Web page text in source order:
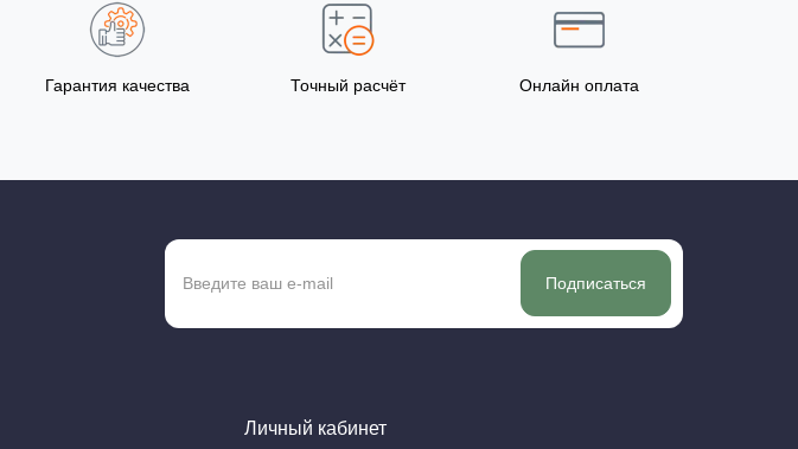
Гарантия качества Точный расчёт Онлайн оплата
Подписаться
Личный кабинет